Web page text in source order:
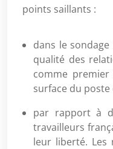
points saillants :
dans le
qualité des
comme
surface du poste
par rapport à
travailleurs
leur liberté. Les